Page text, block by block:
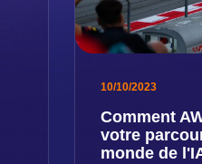
10/10/2023
Comment
votre
monde de